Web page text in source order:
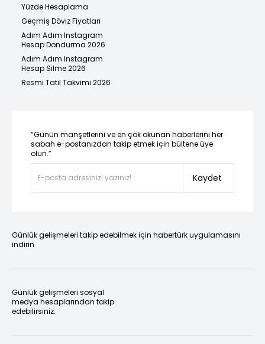
Yüzde Hesaplama
Geçmiş Döviz Fiyatları
Adım Adım Instagram
Hesap Dondurma 2026
Adım Adım Instagram
Hesap Silme 2026
Resmi Tatil Takvimi 2026
“Günün manşetlerini ve en çok okunan haberlerini her
sabah e-postanızdan takip etmek için bültene üye
olun.”
Kaydet
Günlük gelişmeleri takip edebilmek için habertürk uygulamasını
indirin
Günlük gelişmeleri sosyal
medya hesaplarından takip
edebilirsiniz.